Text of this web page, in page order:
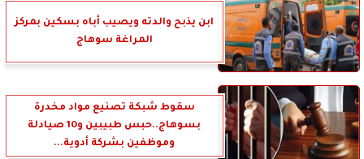
ابن يذبح والدته ويصيب أباه بسكين بمركز
المراغة سوهاج
سقوط شبكة تصنيع مواد مخدرة
بسوهاج..حبس طبيبين و10 صيادلة
وموظفين بشركة أدوية...